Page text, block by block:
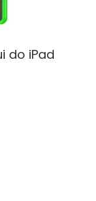
do iPad